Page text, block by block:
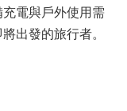
電與戶外使用需
出發的旅行者。